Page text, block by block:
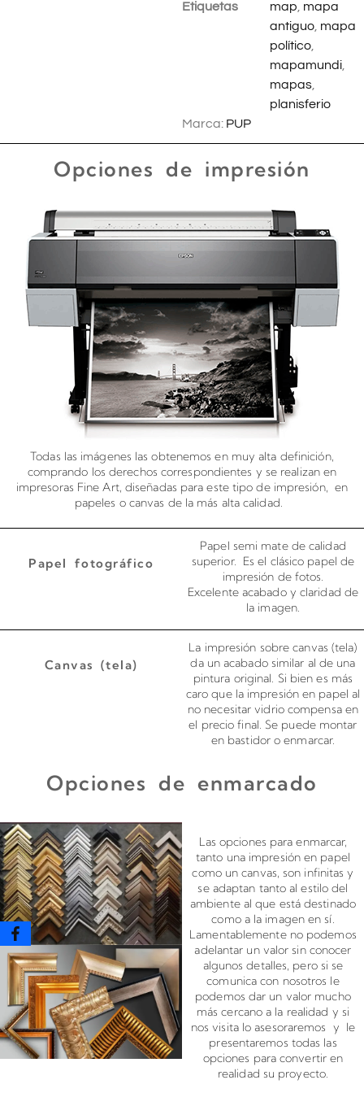
Etiquetas map mapa
antiguo mapa
político
mapamundi
mapas
planisferio
Marca: PUP
Opciones de impresión
Todas las imágenes las obtenemos en muy alta definición,
comprando los derechos correspondientes y se realizan en
impresoras Fine Art, diseñadas para este tipo de impresión, en
papeles o canvas de la más alta calidad.
Papel fotográfico
Papel semi mate de calidad
superior. Es el clásico papel de
impresión de fotos.
Excelente acabado y claridad de
la imagen.
Canvas (tela)
La impresión sobre canvas (tela)
da un acabado similar al de una
pintura original. Si bien es más
caro que la impresión en papel al
no necesitar vidrio compensa en
el precio final. Se puede montar
en bastidor o enmarcar.
Opciones de enmarcado
Las opciones para enmarcar,
tanto una impresión en papel
como un canvas, son infinitas y
se adaptan tanto al estilo del
ambiente al que está destinado
como a la imagen en sí.
Lamentablemente no podemos
adelantar un valor sin conocer
algunos detalles, pero si se
comunica con nosotros le
podemos dar un valor mucho
más cercano a la realidad y si
nos visita lo asesoraremos y le
presentaremos todas las
opciones para convertir en
realidad su proyecto.